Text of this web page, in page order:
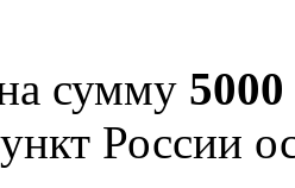
сумму
России